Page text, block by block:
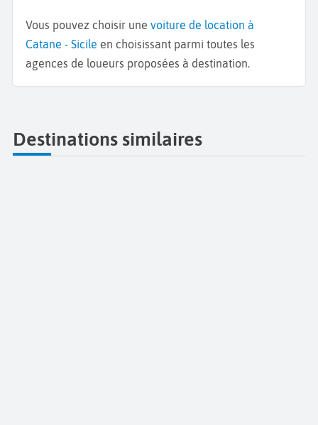
Vous pouvez choisir une voiture de location à
Catane - Sicile en choisissant parmi toutes les
agences de loueurs proposées à destination.
Destinations similaires